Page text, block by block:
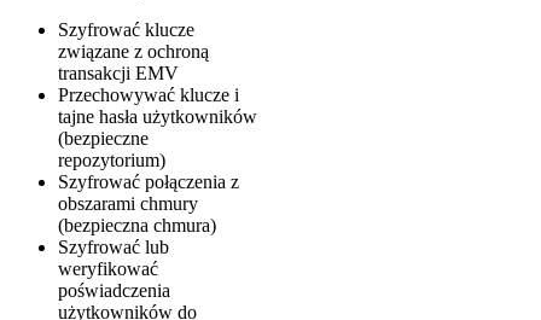
Szyfrować klucze
związane z ochroną
transakcji EMV
Przechowywać klucze i
tajne hasła użytkowników
(bezpieczne
repozytorium)
Szyfrować połączenia z
obszarami chmury
(bezpieczna chmura)
Szyfrować lub
weryfikować
poświadczenia
użytkowników do